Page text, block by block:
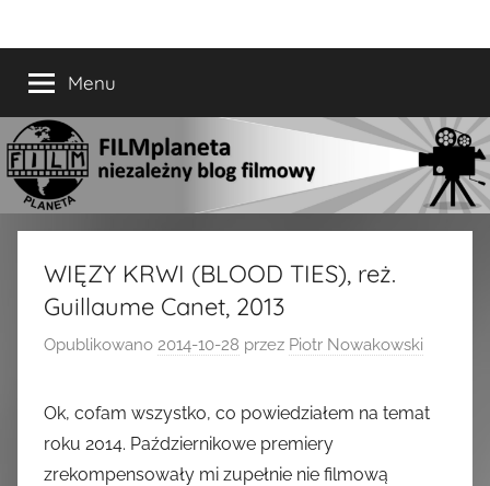
do
treści
FILMplaneta
filmowyMenu
WIĘZY KRWI (BLOOD TIES), reż.
Guillaume Canet, 2013
Opublikowano 2014-10-28 przez Piotr Nowakowski
Ok, cofam wszystko, co powiedziałem na temat
roku 2014. Październikowe premiery
zrekompensowały mi zupełnie nie filmową